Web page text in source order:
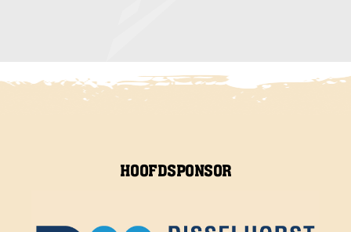
HOOFDSPONSOR